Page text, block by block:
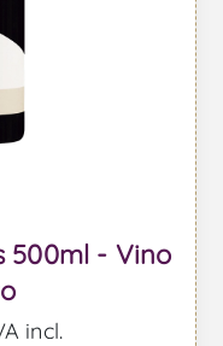
500ml - Vino
incl.